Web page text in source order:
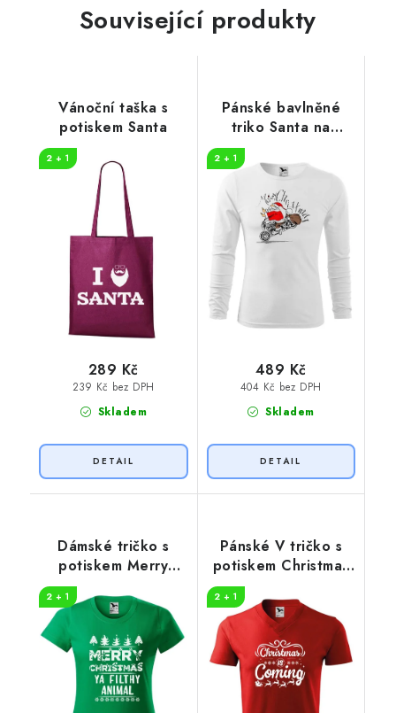
Související produkty
Vánoční taška s
potiskem Santa
2 + 1
Skladem
239 Kč bez DPH
289 Kč
Pánské bavlněné
triko Santa na
2 + 1
Skladem
404 Kč bez DPH
489 Kč
Dámské tričko s
potiskem Merry
2 + 1
Pánské V tričko s
potiskem Christmas
2 + 1